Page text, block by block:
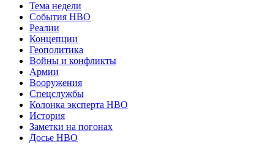
Тема недели
События НВО
Реалии
Концепции
Геополитика
Войны и конфликты
Армии
Вооружения
Спецслужбы
Колонка эксперта НВО
История
Заметки на погонах
Досье НВО